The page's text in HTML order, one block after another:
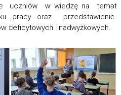
uczniów w wiedzę na temat
pracy oraz przedstawienie
deficytowych i nadwyżkowych.